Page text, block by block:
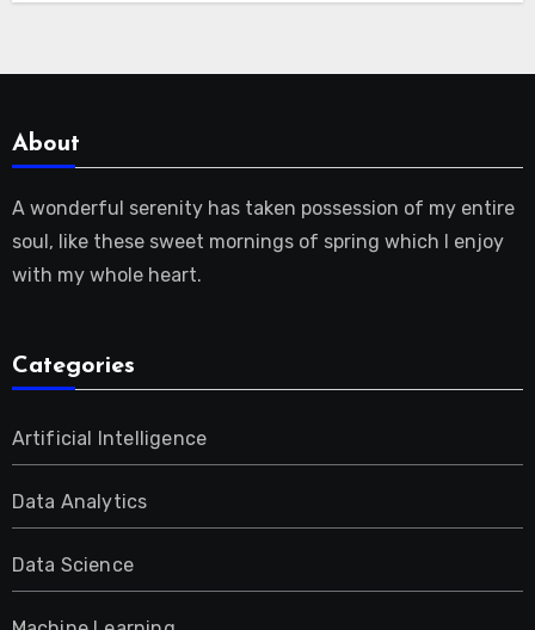
About
A wonderful serenity has taken possession of my entire
soul, like these sweet mornings of spring which I enjoy
with my whole heart.
Categories
Artificial Intelligence
Data Analytics
Data Science